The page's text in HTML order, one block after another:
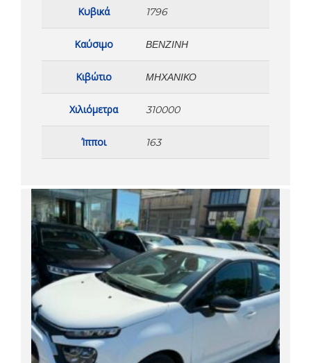
Κυβικά 1796
Καύσιμο ΒΕΝΖΊΝΗ
Κιβώτιο ΜΗΧΑΝΙΚΌ
Χιλιόμετρα 310000
Ίπποι 163